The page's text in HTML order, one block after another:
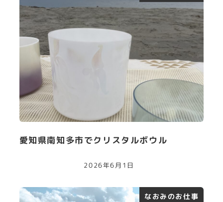
愛知県南知多市でクリスタルボウル
2026年6月1日
なおみのお仕事